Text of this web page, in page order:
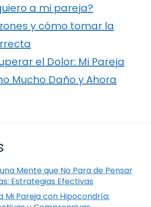
a mi pareja?
y cómo tomar la
el Dolor: Mi Pareja
Mucho Daño y Ahora
Mente que No Para de Pensar
Estrategias Efectivas
Mi Pareja con Hipocondría: